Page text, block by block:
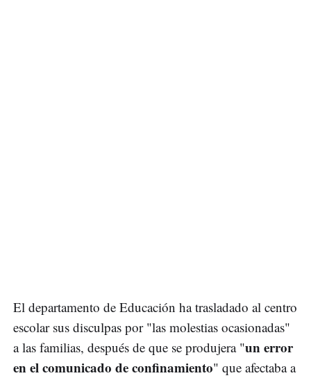
El departamento de Educación ha trasladado al centro
escolar sus disculpas por "las molestias ocasionadas"
a las familias, después de que se produjera "un error
en el comunicado de confinamiento" que afectaba a